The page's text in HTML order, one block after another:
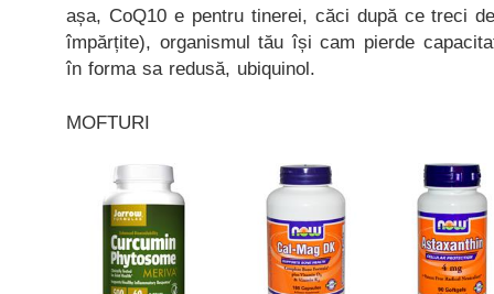
așa, CoQ10 e pentru tinerei, căci după ce treci
împărțite), organismul tău își cam pierde
în forma sa redusă, ubiquinol.
MOFTURI